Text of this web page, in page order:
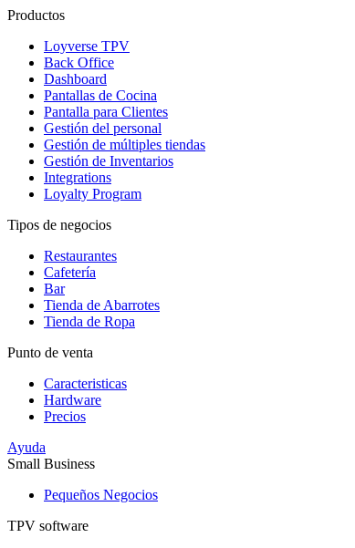
Productos
Loyverse TPV
Back Office
Dashboard
Pantallas de Cocina
Pantalla para Clientes
Gestión del personal
Gestión de múltiples tiendas
Gestión de Inventarios
Integrations
Loyalty Program
Tipos de negocios
Restaurantes
Cafetería
Bar
Tienda de Abarrotes
Tienda de Ropa
Punto de venta
Caracteristicas
Hardware
Precios
Ayuda
Small Business
Pequeños Negocios
TPV software